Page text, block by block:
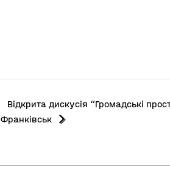
Відкрита дискусія “Громадські
Франківськ